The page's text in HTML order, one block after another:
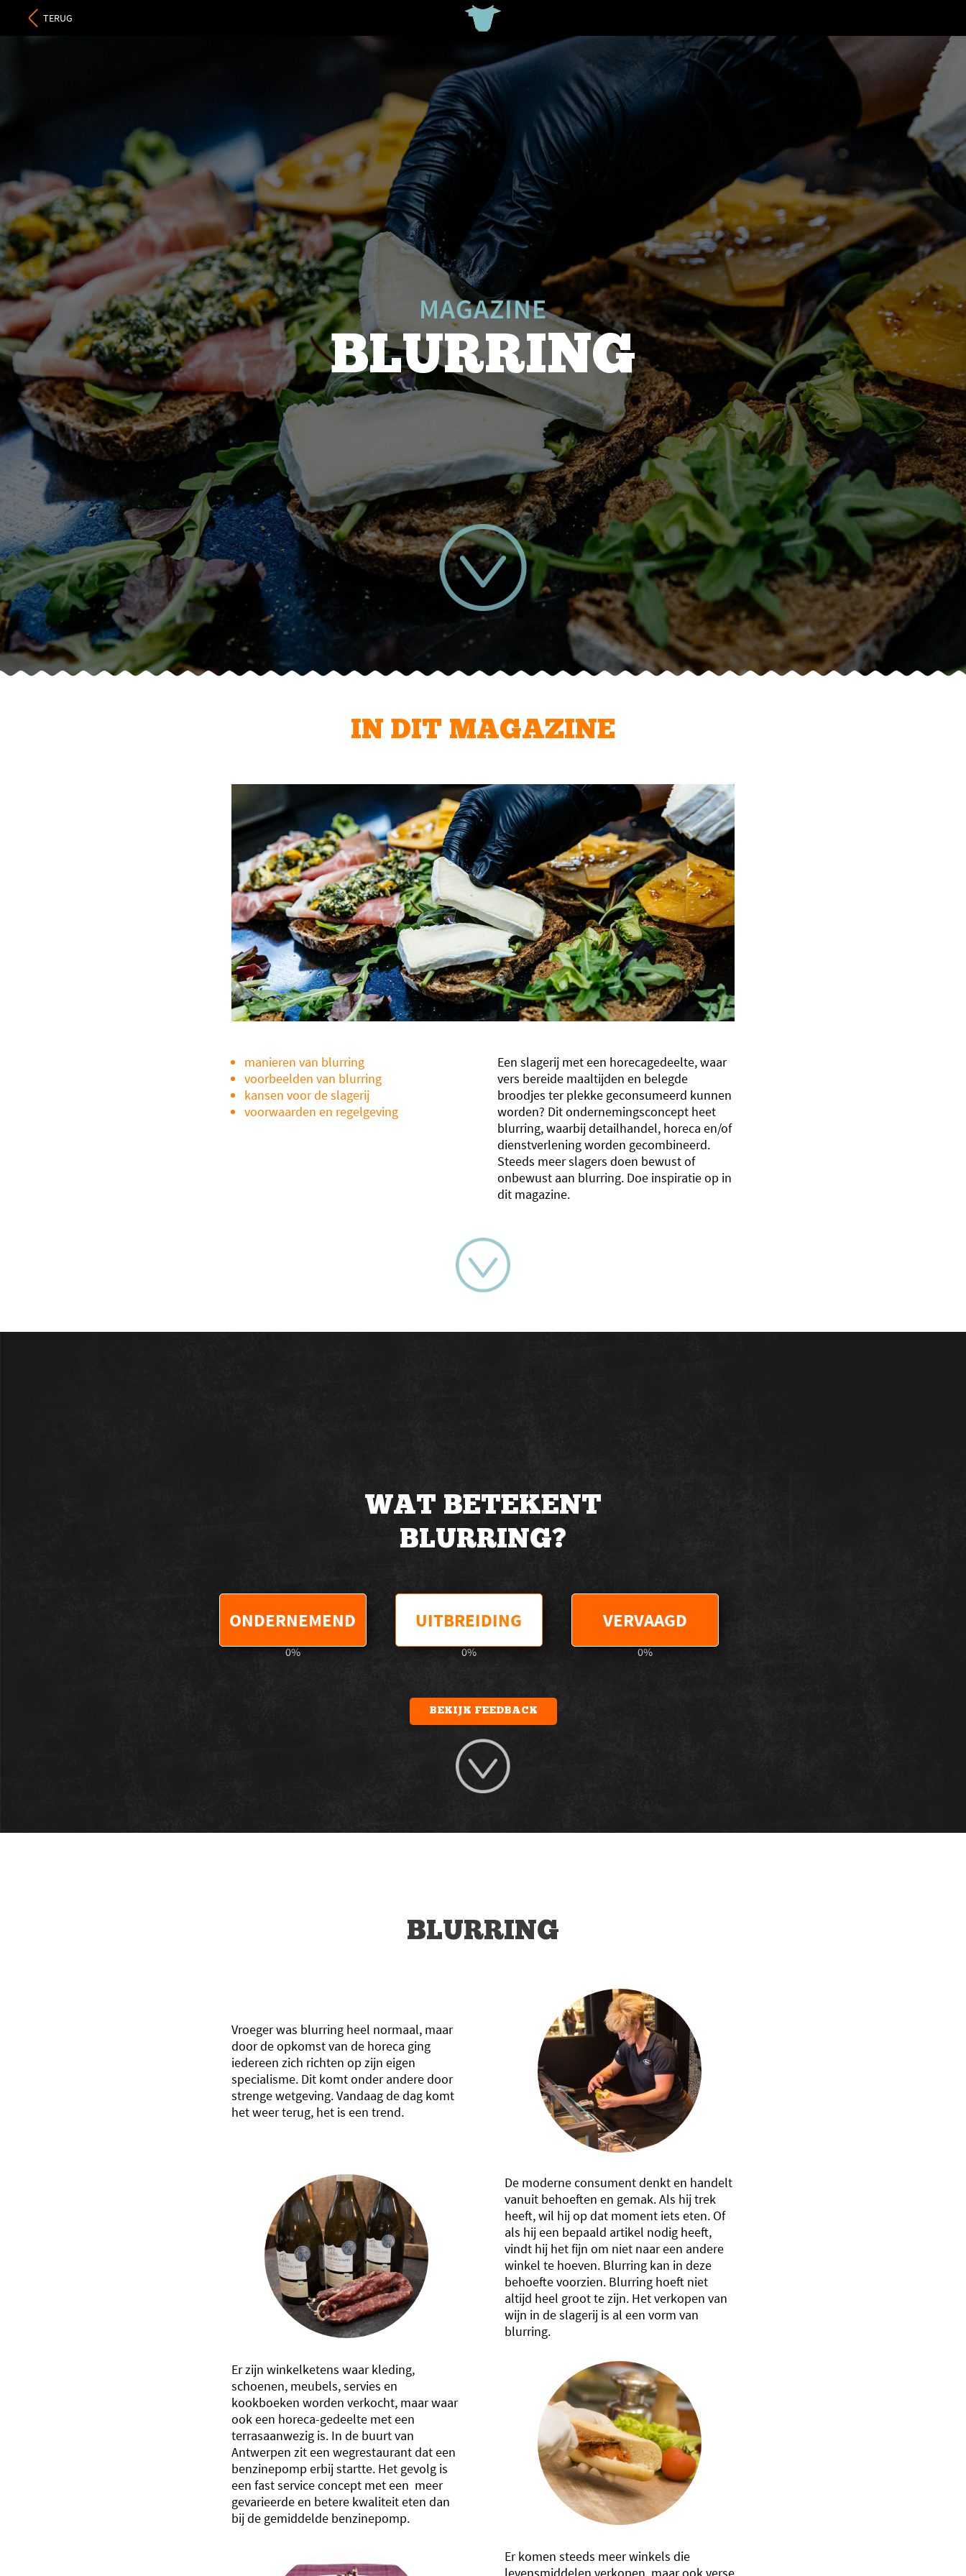
TERUG
MAGAZINE
BLURRING
IN DIT MAGAZINE
manieren van blurring
voorbeelden van blurring
kansen voor de slagerij
voorwaarden en regelgeving
Een slagerij met een horecagedeelte, waar
vers bereide maaltijden en belegde
broodjes ter plekke geconsumeerd kunnen
worden? Dit ondernemingsconcept heet
blurring, waarbij detailhandel, horeca en/of
dienstverlening worden gecombineerd.
Steeds meer slagers doen bewust of
onbewust aan blurring. Doe inspiratie op in
dit magazine.
WAT BETEKENT
BLURRING?
ONDERNEMEND
0%
UITBREIDING
0%
VERVAAGD
0%
BEKIJK FEEDBACK
BLURRING
Vroeger was blurring heel normaal, maar
door de opkomst van de horeca ging
iedereen zich richten op zijn eigen
specialisme. Dit komt onder andere door
strenge wetgeving. Vandaag de dag komt
het weer terug, het is een trend.
De moderne consument denkt en handelt
vanuit behoeften en gemak. Als hij trek
heeft, wil hij op dat moment iets eten. Of
als hij een bepaald artikel nodig heeft,
vindt hij het fijn om niet naar een andere
winkel te hoeven. Blurring kan in deze
behoefte voorzien. Blurring hoeft niet
altijd heel groot te zijn. Het verkopen van
wijn in de slagerij is al een vorm van
blurring.
Er zijn winkelketens waar kleding,
schoenen, meubels, servies en
kookboeken worden verkocht, maar waar
ook een horeca-gedeelte met een
terrasaanwezig is. In de buurt van
Antwerpen zit een wegrestaurant dat een
benzinepomp erbij startte. Het gevolg is
een fast service concept met een meer
gevarieerde en betere kwaliteit eten dan
bij de gemiddelde benzinepomp.
Er komen steeds meer winkels die